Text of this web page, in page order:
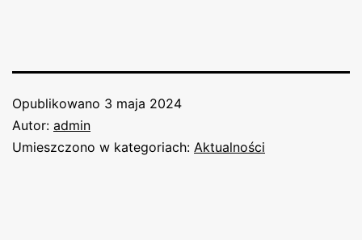
Opublikowano 3 maja 2024
Autor: admin
Umieszczono w kategoriach: Aktualności